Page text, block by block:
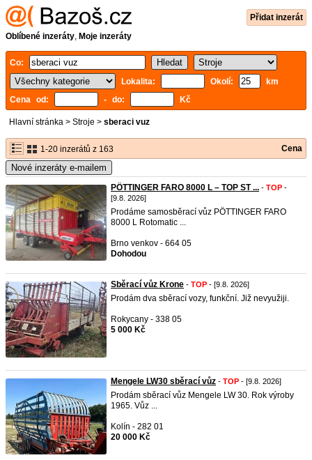
Přidat inzerát
Oblíbené inzeráty, Moje inzeráty
Co:
Lokalita:
Okolí:
km
Cena od:
- do: Kč
Hlavní stránka > Stroje > sberaci vuz
1-20 inzerátů z 163 Cena
Nové inzeráty e-mailem
PÖTTINGER FARO 8000 L – TOP ST ... - TOP -
[9.8. 2026]
Prodáme samosběrací vůz PÖTTINGER FARO
8000 L Rotomatic ...
Brno venkov - 664 05
Dohodou
Sběrací vůz Krone - TOP - [9.8. 2026]
Prodám dva sběrací vozy, funkční. Již nevyužiji.
Rokycany - 338 05
5 000 Kč
Mengele LW30 sběrací vůz - TOP - [9.8. 2026]
Prodám sběrací vůz Mengele LW 30. Rok výroby
1965. Vůz ...
Kolín - 282 01
20 000 Kč